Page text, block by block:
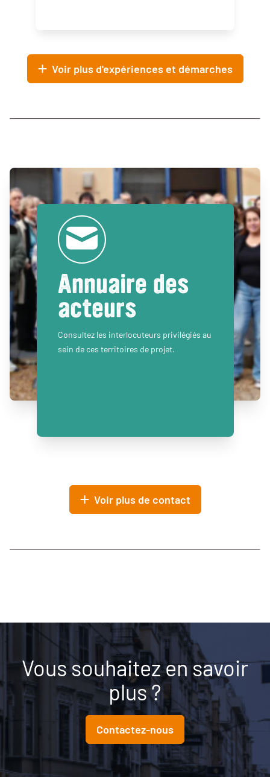
Voir plus d'expériences et démarches
Annuaire des
acteurs
Consultez les interlocuteurs privilégiés au
sein de ces territoires de projet.
Voir plus de contact
Vous souhaitez en savoir
plus ?
Contactez-nous